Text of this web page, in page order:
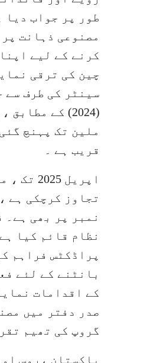
طور پر جواب دیا
مصنوعی ذہانت
کرنے کے لیے
سینٹر کی طرف سے
قریب ہے ۔
نمبر پر بھی ہے۔
نظام قائم کیا
پراڈکٹس فراہم
بانٹنے کے لئے
کے اقدامات
صدر دفتر میں
گروپ کی تھیم